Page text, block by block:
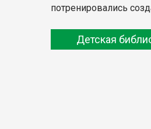
потренировались
Детская